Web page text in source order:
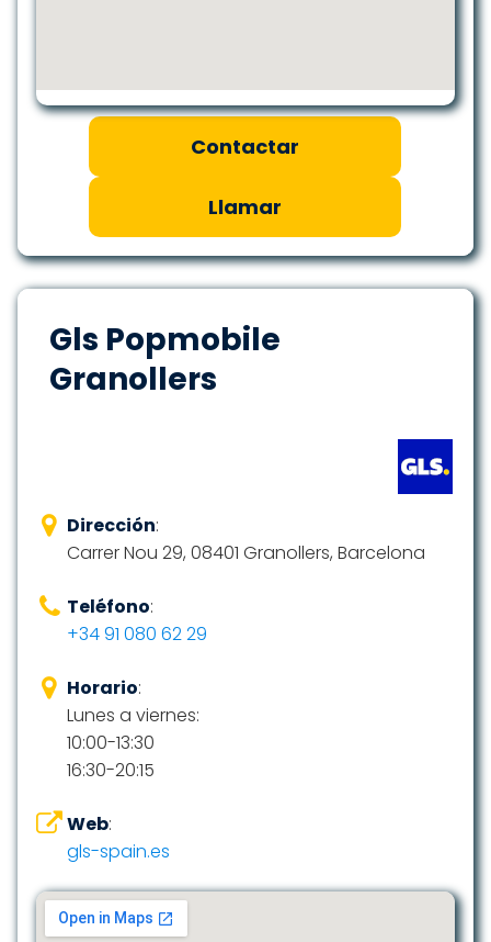
Contactar
Llamar
Gls Popmobile
Granollers
Dirección:
Carrer Nou 29, 08401 Granollers, Barcelona
Teléfono:
+34 91 080 62 29
Horario:
Lunes a viernes:
10:00-13:30
16:30-20:15
Web:
gls-spain.es